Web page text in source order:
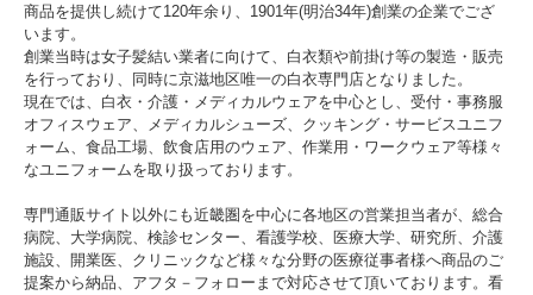
商品を提供し続けて120年余り、1901年(明治34年)創業の企業でござ
います。
創業当時は女子髪結い業者に向けて、白衣類や前掛け等の製造・販売
を行っており、同時に京滋地区唯一の白衣専門店となりました。
現在では、白衣・介護・メディカルウェアを中心とし、受付・事務服
オフィスウェア、メディカルシューズ、クッキング・サービスユニフ
ォーム、食品工場、飲食店用のウェア、作業用・ワークウェア等様々
なユニフォームを取り扱っております。
専門通販サイト以外にも近畿圏を中心に各地区の営業担当者が、総合
病院、大学病院、検診センター、看護学校、医療大学、研究所、介護
施設、開業医、クリニックなど様々な分野の医療従事者様へ商品のご
提案から納品、アフタ－フォローまで対応させて頂いております。看